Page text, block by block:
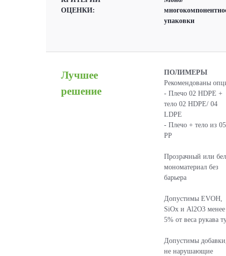
ОЦЕНКИ:
упаковки
Лучшее
решение
ПОЛИМЕРЫ
Рекомендованы
- Плечо 02 HDPE +
тело 02 HDPE/ 04
LDPE
- Плечо + тело из 05
РР
Прозрачный или
мономатериал без
барьера
Допустимы EVOH,
SiOx и Al2O3 менее
5% от веса рукава
Допустимы
не нарушающие